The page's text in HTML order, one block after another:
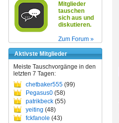
Mitglieder
tauschen
sich aus und
diskutieren.
Zum Forum »
Aktivste Mitglieder
Meiste Tauschvorgänge in den
letzten 7 Tagen:
chetbaker555 (99)
Pegasus0 (58)
patrikbeck (55)
yeiting (48)
fckfanole (43)